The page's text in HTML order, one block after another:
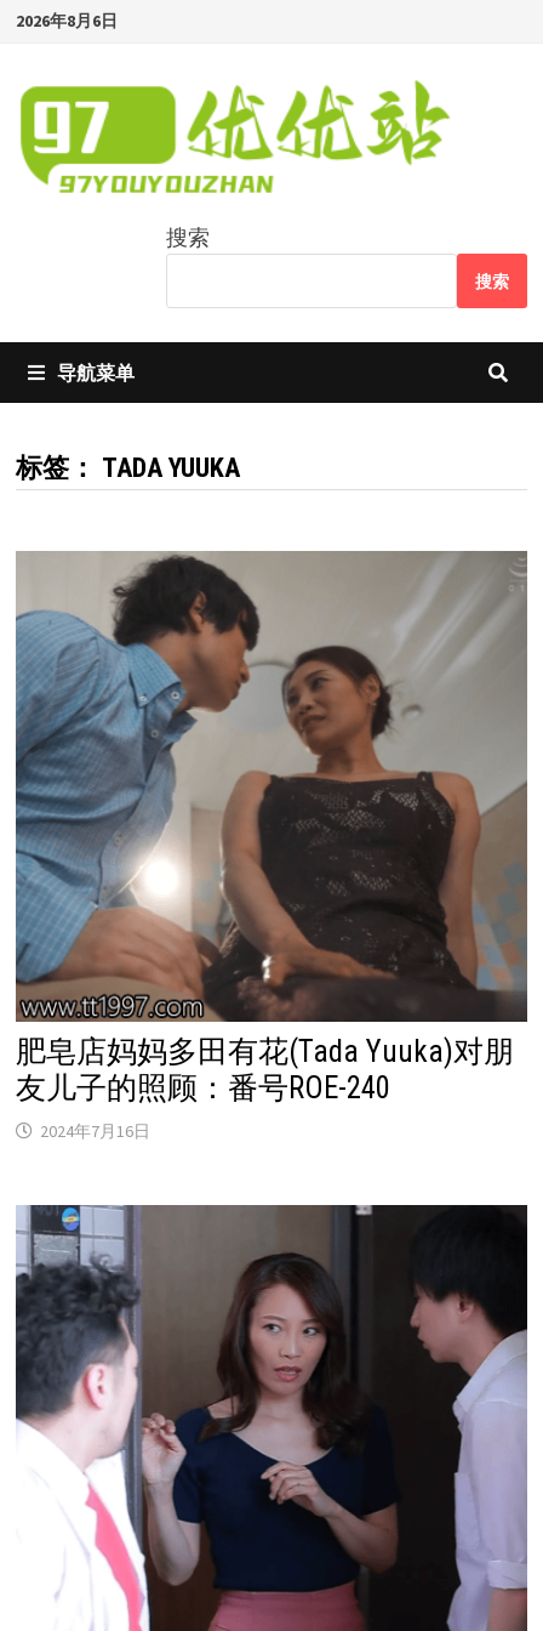
Skip
content
2026年8月6日
搜索
搜索
导航菜单
标签： TADA YUUKA
肥皂店妈妈多田有花(Tada Yuuka)对朋
友儿子的照顾：番号ROE-240
2024年7月16日